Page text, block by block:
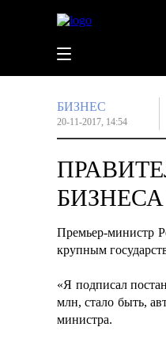
БИЗНЕС
20-11-2017, 14:54
Премьер-министр
крупным
«Я подписал
млн, стало быть,
министра.